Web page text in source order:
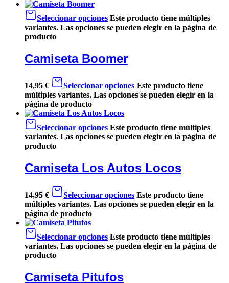
Seleccionar opciones Este producto tiene múltiples
variantes. Las opciones se pueden elegir en la página de
producto
Camiseta Boomer
14,95 € Seleccionar opciones Este producto tiene
múltiples variantes. Las opciones se pueden elegir en la
página de producto
Seleccionar opciones Este producto tiene múltiples
variantes. Las opciones se pueden elegir en la página de
producto
Camiseta Los Autos Locos
14,95 € Seleccionar opciones Este producto tiene
múltiples variantes. Las opciones se pueden elegir en la
página de producto
Seleccionar opciones Este producto tiene múltiples
variantes. Las opciones se pueden elegir en la página de
producto
Camiseta Pitufos